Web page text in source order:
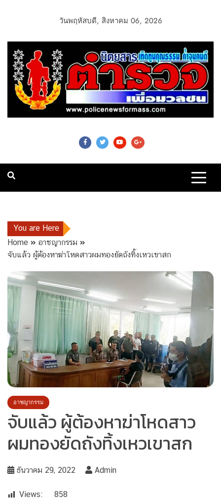
วันพฤหัสบดี, สิงหาคม 06, 2026
Police News For
Mass
You are Here
Home
อาชญากรรม
จับแล้ว ผู้ต้องหาฆ่าโหดสาวผมทองยัดถังทิ้งเหวเขาสก
อาชญากรรม
จับแล้ว ผู้ต้องหาฆ่าโหดสาว
ผมทองยัดถังทิ้งเหวเขาสก
ธันวาคม 29, 2022 Admin
Views: 858